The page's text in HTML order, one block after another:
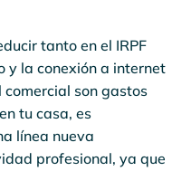
tanto en el IRPF
y la conexión a internet
son gastos
tu casa, es
línea nueva
profesional, ya que